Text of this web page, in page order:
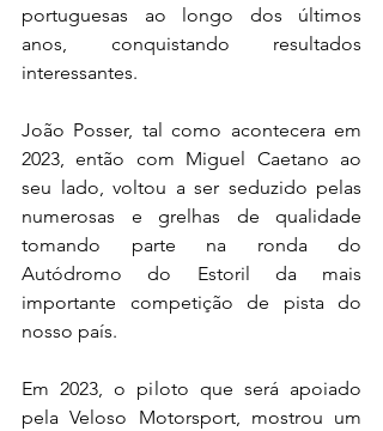
portuguesas ao longo dos últimos
anos, conquistando resultados
interessantes.
João Posser, tal como acontecera em
2023, então com Miguel Caetano ao
seu lado, voltou a ser seduzido pelas
numerosas e grelhas de qualidade
tomando parte na ronda do
Autódromo do Estoril da mais
importante competição de pista do
nosso país.
Em 2023, o piloto que será apoiado
pela Veloso Motorsport, mostrou um